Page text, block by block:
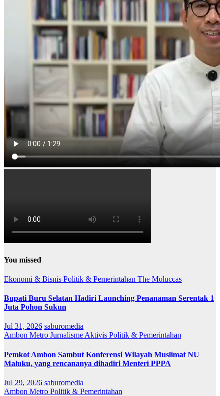
You missed
Ekonomi & Bisnis Politik & Pemerintahan The Moluccas
Bupati Buru Selatan Hadiri Launching Penanaman Serentak 1
Juta Pohon Sukun
Jul 31, 2026 saburomedia
Ambon Metro Jurnalisme Aktivis Politik & Pemerintahan
Pemkot Ambon Sambut Konferensi Wilayah Muslimat NU
Maluku, yang rencananya dihadiri Menteri PPPA
Jul 29, 2026 saburomedia
Ambon Metro Politik & Pemerintahan